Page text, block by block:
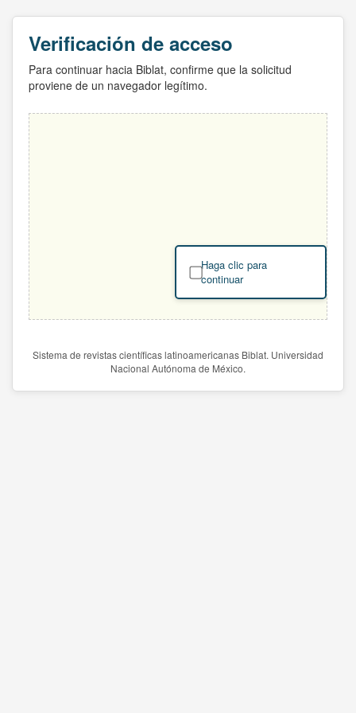
Verificación de acceso
Para continuar hacia Biblat, confirme que la solicitud
proviene de un navegador legítimo.
Haga clic para
continuar
Sistema de revistas científicas latinoamericanas Biblat. Universidad
Nacional Autónoma de México.